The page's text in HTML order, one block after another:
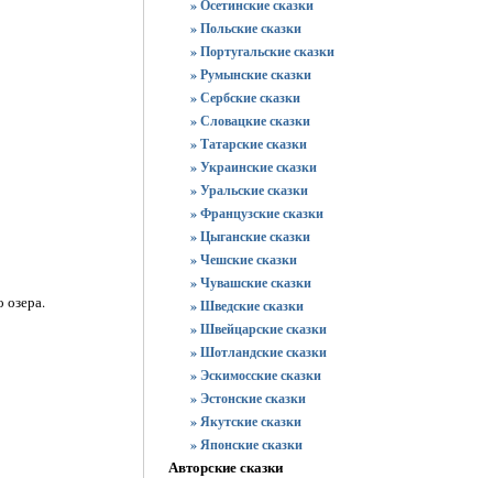
озера.
» Осетинские сказки
» Польские сказки
» Португальские сказки
» Румынские сказки
» Сербские сказки
» Словацкие сказки
» Татарские сказки
» Украинские сказки
» Уральские сказки
» Французские сказки
» Цыганские сказки
» Чешские сказки
» Чувашские сказки
» Шведские сказки
» Швейцарские сказки
» Шотландские сказки
» Эскимосские сказки
» Эстонские сказки
» Якутские сказки
» Японские сказки
Авторские сказки